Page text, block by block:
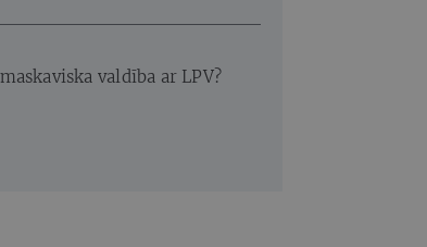
vidū?
valdība ar LPV?